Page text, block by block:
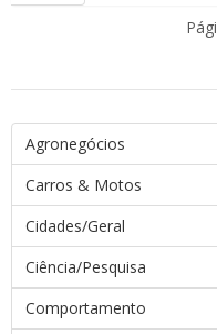
Agronegócios
Carros & Motos
Cidades/Geral
Ciência/Pesquisa
Comportamento